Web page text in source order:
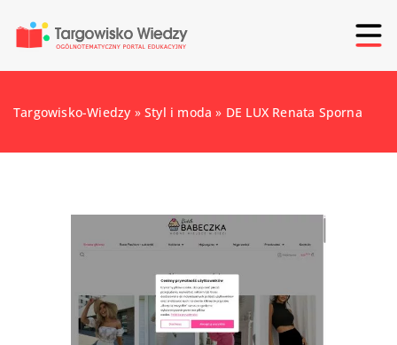
Targowisko-Wiedzy »Styl i moda » DE LUX Renata Sporna